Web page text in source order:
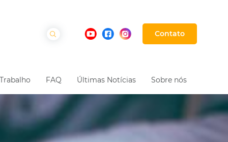
Contato
Trabalho FAQ Últimas Notícias Sobre nós